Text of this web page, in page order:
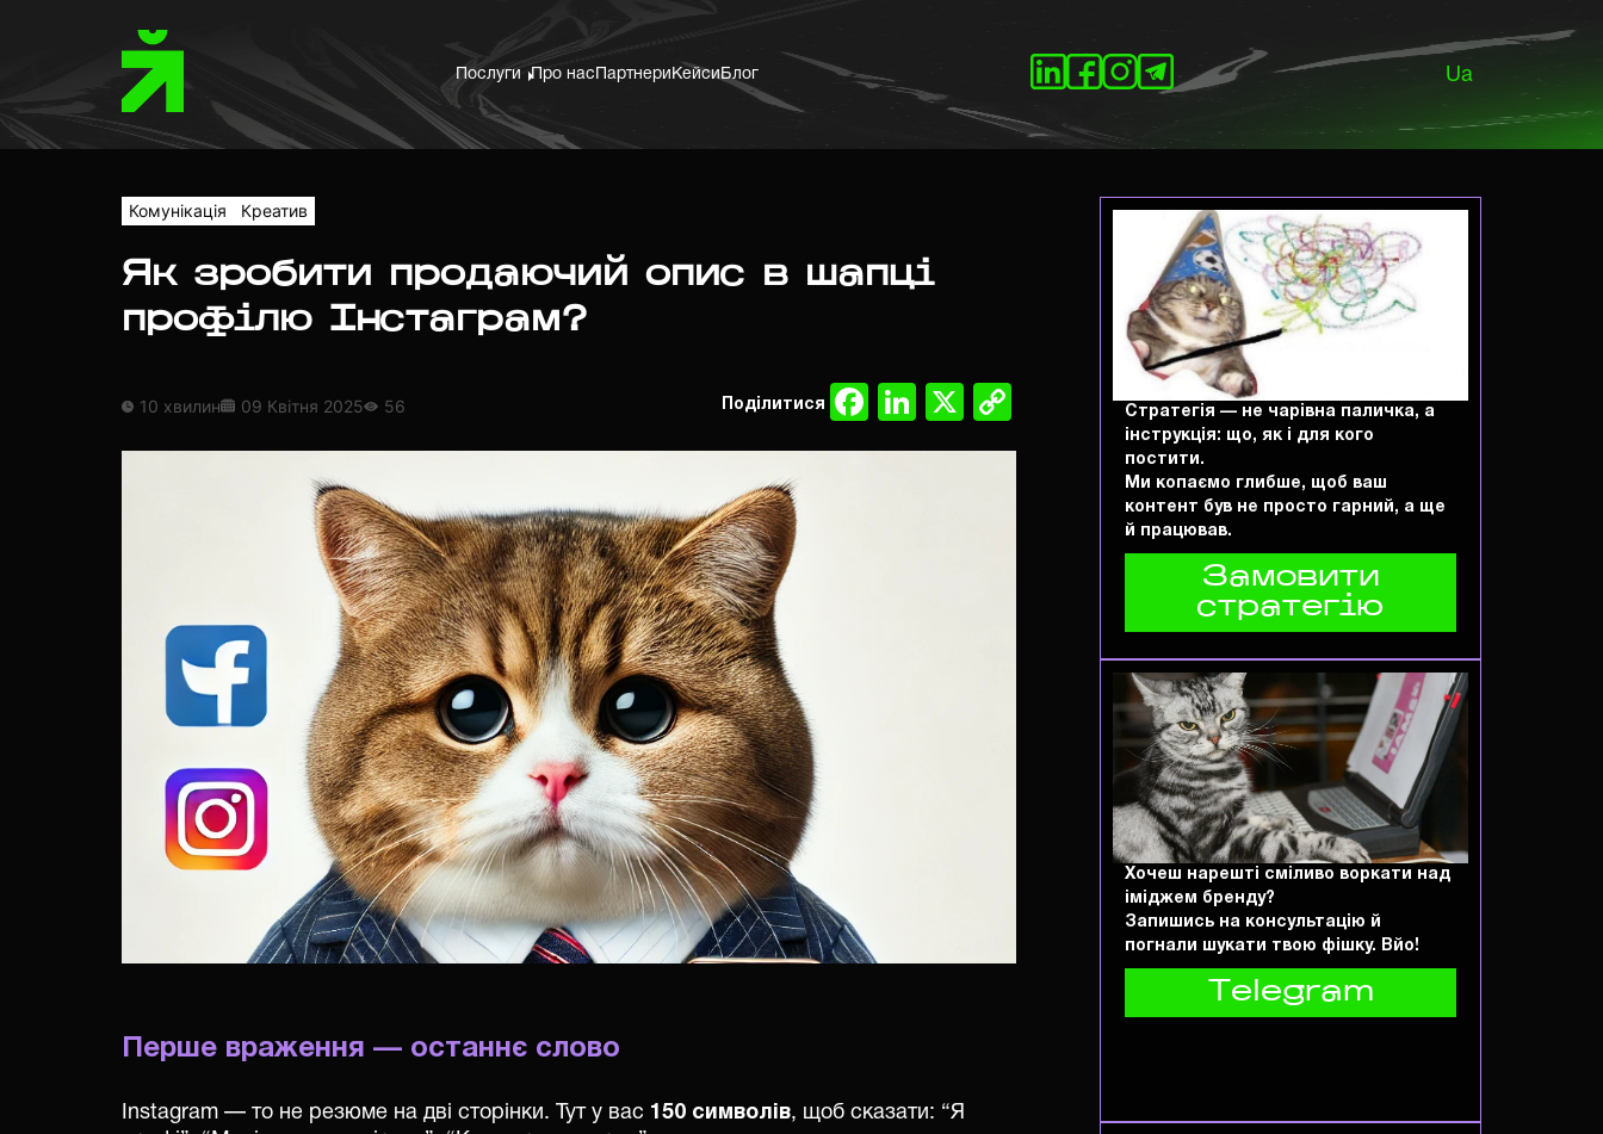
Послуги Про нас Партнери КейсиБлог Ua
Комунікація Креатив
Як зробити продаючий опис в шапці
профілю Інстаграм?
10 хвилин 09 Квітня 2025 56 Поділитися Facebook
LinkedIn
X
Link
Перше враження — останнє слово
Instagram — то не резюме на дві сторінки. Тут у вас 150 символів, щоб сказати: “Я
Хочеш нарешті сміливо воркати над
іміджем бренду?
Запишись на консультацію й
погнали шукати твою фішку. Вйо!
Telegram
Стратегія — не чарівна паличка, а
інструкція: що, як і для кого
постити.
Ми копаємо глибше, щоб ваш
контент був не просто гарний, а ще
й працював.
Замовити
стратегію